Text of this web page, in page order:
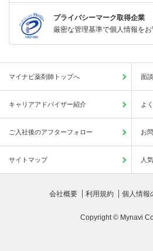
プライバシーマーク取得企業
厳密な管理基準で個人情報をお
マイナビ薬剤師トップへ 面
キャリアアドバイザー紹介 よ
ご入社後のアフターフォロー お
サイトマップ 人
会社概要 利用規約 個人情報
Copyright © Mynavi